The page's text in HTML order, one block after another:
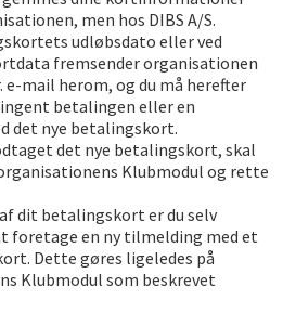
men hos DIBS A/S.
udløbsdato eller ved
fremsender organisationen
e-mail herom, og du må herefter
betalingen eller en
det nye betalingskort.
det nye betalingskort, skal
Klubmodul og rette
dit betalingskort er du selv
foretage en ny tilmelding med et
Dette gøres ligeledes på
Klubmodul som beskrevet